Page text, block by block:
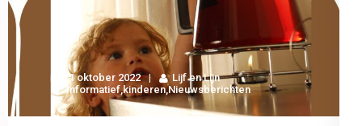
11 oktober 2022
Lijf en Lijn
Informatief,kinderen,Nieuwsberichten